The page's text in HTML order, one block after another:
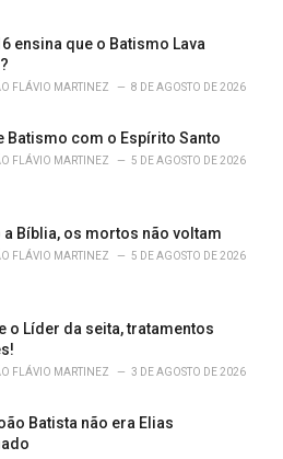
ensina que o Batismo Lava
FLÁVIO MARTINEZ 8 DE AGOSTO DE 2026
Batismo com o Espírito Santo
FLÁVIO MARTINEZ 5 DE AGOSTO DE 2026
a Bíblia, os mortos não voltam
FLÁVIO MARTINEZ 5 DE AGOSTO DE 2026
o Líder da seita, tratamentos
FLÁVIO MARTINEZ 3 DE AGOSTO DE 2026
Batista não era Elias